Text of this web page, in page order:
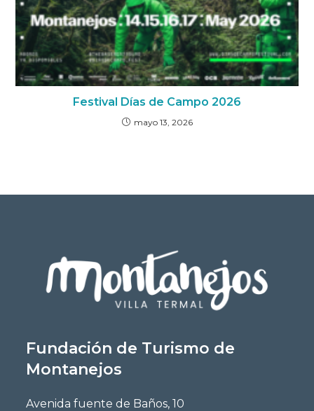
Festival Días de Campo 2026
mayo 13, 2026
Fundación de Turismo de
Montanejos
Avenida fuente de Baños, 10